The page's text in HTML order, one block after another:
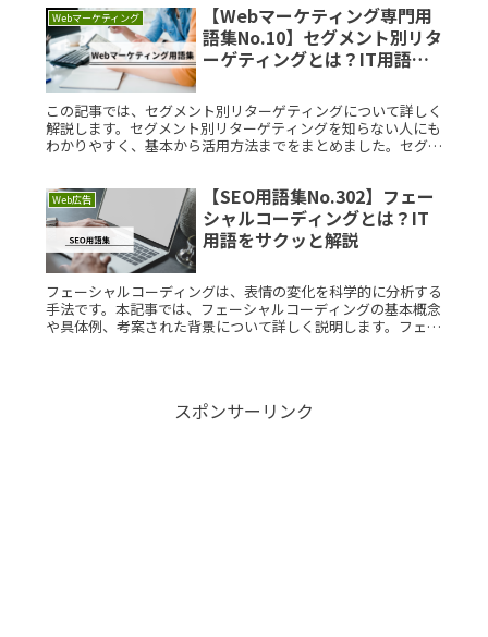
Webマーケティング
【Webマーケティング専門用
語集No.10】セグメント別リタ
ーゲティングとは？IT用語を
この記事では、セグメント別リターゲティングについて詳しく
解説します。セグメント別リターゲティングを知らない人にも
わかりやすく、基本から活用方法までをまとめました。セグメ
Web広告
【SEO用語集No.302】フェー
シャルコーディングとは？IT
用語をサクッと解説
フェーシャルコーディングは、表情の変化を科学的に分析する
手法です。本記事では、フェーシャルコーディングの基本概念
や具体例、考案された背景について詳しく説明します。フェー
スポンサーリンク